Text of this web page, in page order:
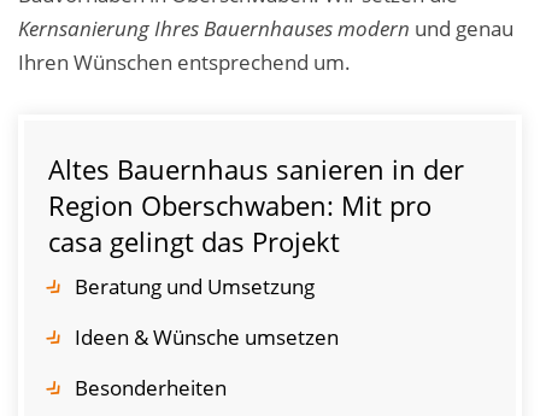
Kernsanierung Ihres Bauernhauses modern und genau
Ihren Wünschen entsprechend um.
Altes Bauernhaus sanieren in der
Region Oberschwaben: Mit pro
casa gelingt das Projekt
Beratung und Umsetzung
Ideen & Wünsche umsetzen
Besonderheiten